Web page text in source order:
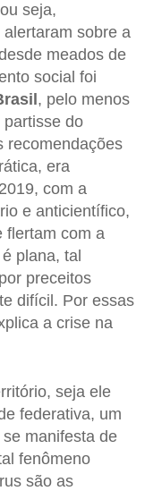
seja,
sobre a
meados de
social foi
, pelo menos
partisse do
recomendações
era
com a
e anticientífico,
flertam com a
plana, tal
preceitos
difícil. Por essas
a crise na
seja ele
federativa, um
se manifesta de
fenômeno
são as